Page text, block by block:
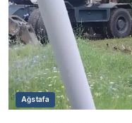
Ağstafa